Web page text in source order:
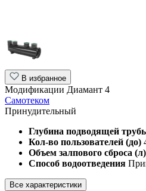
В избранное
Модификации Диамант 4
Самотеком
Принудительный
Глубина подводящей
Кол-во пользователей (до)
Объем залпового сброса (л)
Способ водоотведения
Все характеристики